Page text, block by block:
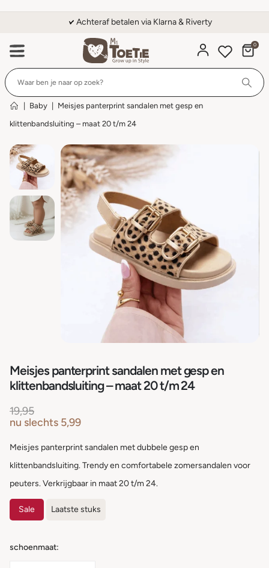
Achteraf betalen via Klarna & Riverty
0
Baby
Meisjes panterprint sandalen met gesp en
klittenbandsluiting – maat 20 t/m 24
Meisjes panterprint sandalen met gesp en
klittenbandsluiting – maat 20 t/m 24
19,95
nu slechts 5,99
Meisjes panterprint sandalen met dubbele gesp en
klittenbandsluiting. Trendy en comfortabele zomersandalen voor
peuters. Verkrijgbaar in maat 20 t/m 24.
Sale Laatste stuks
schoenmaat